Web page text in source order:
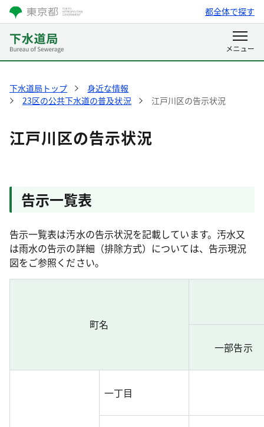
都全体で探す
下水道局トップ
身近な情報
23区の公共下水道の普及状況
江戸川区の告示状況
江戸川区の告示状況
告示一覧表
告示一覧表は汚水の告示状況を記載しています。汚水又
は雨水の告示の詳細（排除方式）については、告示現況
図をご参照ください。
町名
一部告示
一丁目